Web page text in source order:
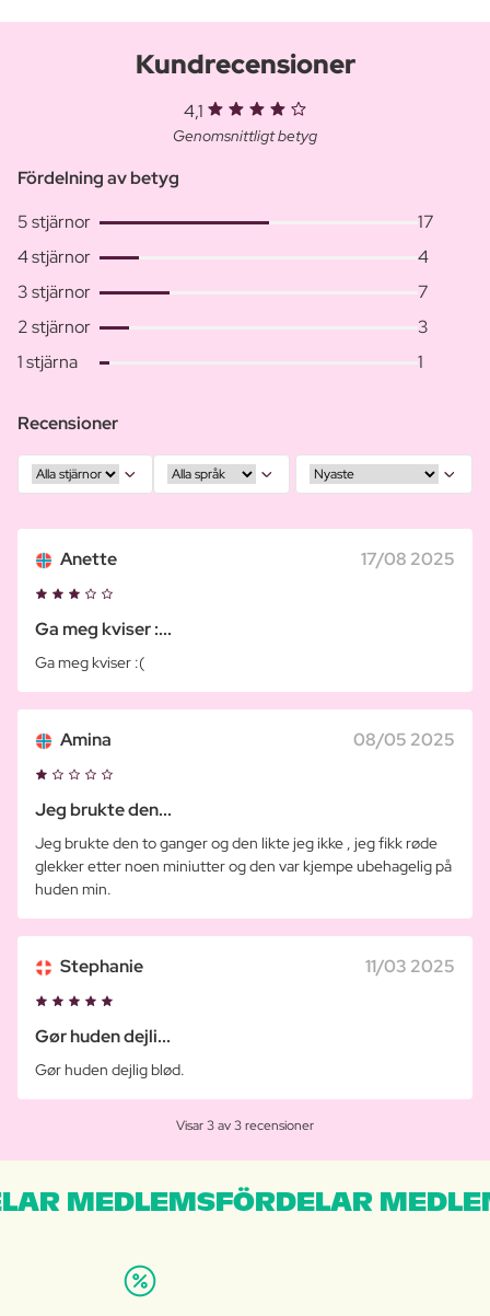
Kundrecensioner
4,1
Genomsnittligt betyg
Fördelning av betyg
5 stjärnor
17
4 stjärnor
4
3 stjärnor
7
2 stjärnor
3
1 stjärna
1
Recensioner
Anette 17/08 2025
Ga meg kviser :...
Ga meg kviser :(
Amina 08/05 2025
Jeg brukte den...
Jeg brukte den to ganger og den likte jeg ikke , jeg fikk røde
glekker etter noen miniutter og den var kjempe ubehagelig på
huden min.
Stephanie 11/03 2025
Gør huden dejli...
Gør huden dejlig blød.
Visar 3 av 3 recensioner
MEDLEMSFÖRDELAR